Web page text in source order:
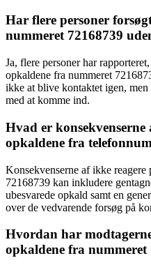
Har flere personer
nummeret 72168739
Ja, flere personer har
opkaldene fra nummeret
ikke at blive kontaktet igen,
med at komme ind.
Hvad er konsekvenserne
opkaldene fra
Konsekvenserne af ikke
72168739 kan inkludere
ubesvarede opkald samt en
over de vedvarende forsøg på
Hvordan har
opkaldene fra nummeret